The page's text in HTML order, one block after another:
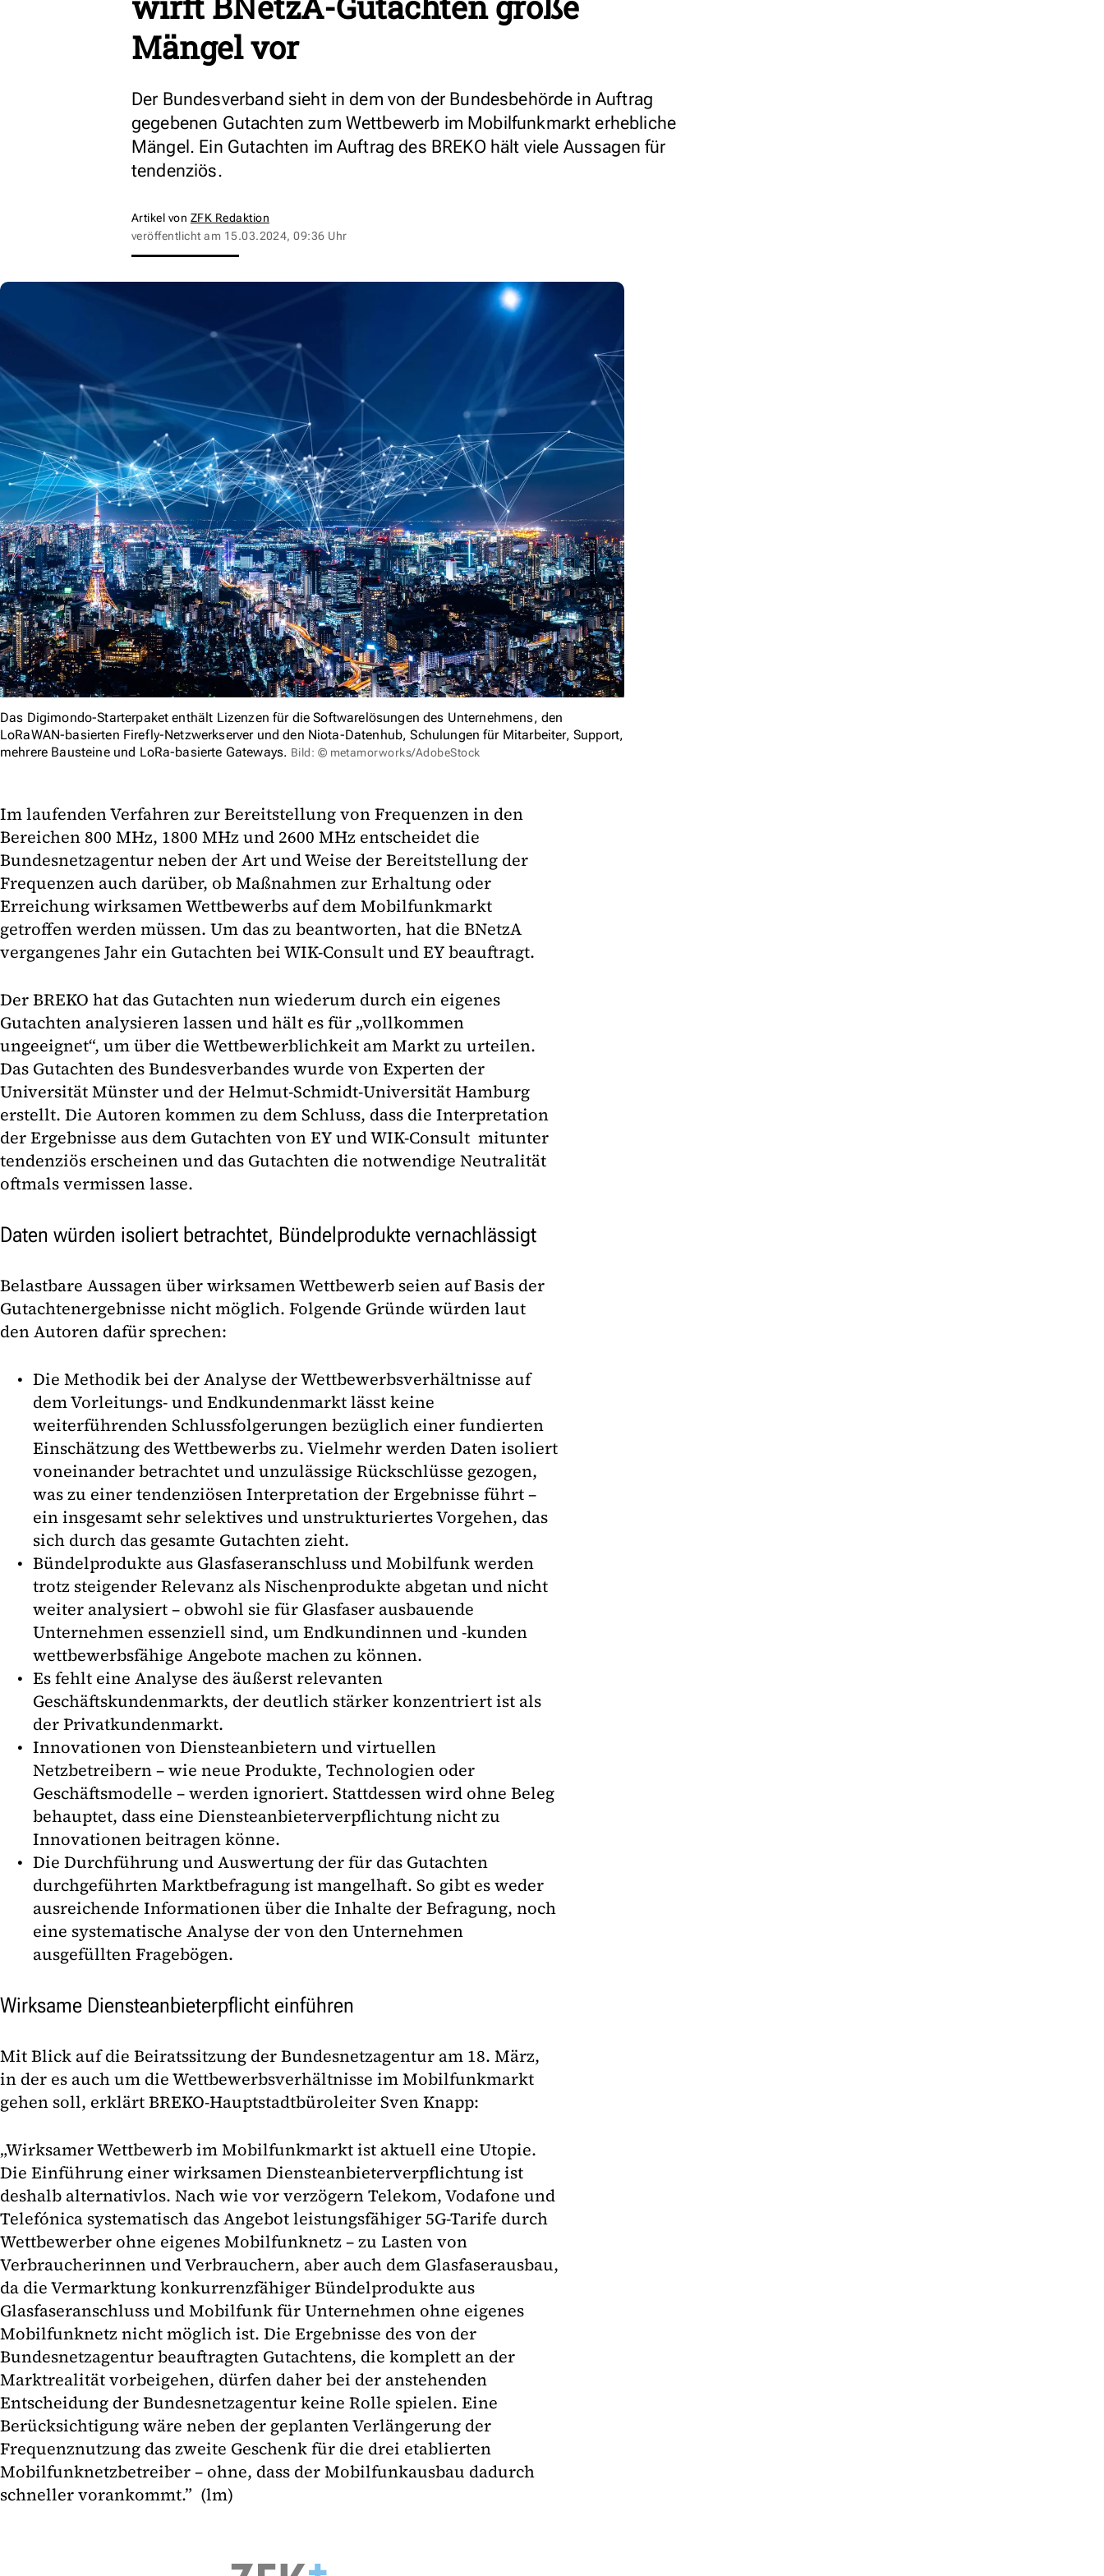
Mängel vor
Der Bundesverband sieht in dem von der Bundesbehörde in Auftrag
gegebenen Gutachten zum Wettbewerb im Mobilfunkmarkt erhebliche
Mängel. Ein Gutachten im Auftrag des BREKO hält viele Aussagen für
tendenziös.
Artikel von ZFK Redaktion
veröffentlicht am 15.03.2024, 09:36 Uhr
Das Digimondo-Starterpaket enthält Lizenzen für die Softwarelösungen des Unternehmens, den
LoRaWAN-basierten Firefly-Netzwerkserver und den Niota-Datenhub, Schulungen für Mitarbeiter, Support,
mehrere Bausteine und LoRa-basierte Gateways. Bild: © metamorworks/AdobeStock
Im laufenden Verfahren zur Bereitstellung von Frequenzen in den
Bereichen 800 MHz, 1800 MHz und 2600 MHz entscheidet die
Bundesnetzagentur neben der Art und Weise der Bereitstellung der
Frequenzen auch darüber, ob Maßnahmen zur Erhaltung oder
Erreichung wirksamen Wettbewerbs auf dem Mobilfunkmarkt
getroffen werden müssen. Um das zu beantworten, hat die BNetzA
vergangenes Jahr ein Gutachten bei WIK-Consult und EY beauftragt.
Der BREKO hat das Gutachten nun wiederum durch ein eigenes
Gutachten analysieren lassen und hält es für „vollkommen
ungeeignet“, um über die Wettbewerblichkeit am Markt zu urteilen.
Das Gutachten des Bundesverbandes wurde von Experten der
Universität Münster und der Helmut-Schmidt-Universität Hamburg
erstellt. Die Autoren kommen zu dem Schluss, dass die Interpretation
der Ergebnisse aus dem Gutachten von EY und WIK-Consult mitunter
tendenziös erscheinen und das Gutachten die notwendige Neutralität
oftmals vermissen lasse.
Daten würden isoliert betrachtet, Bündelprodukte vernachlässigt
Belastbare Aussagen über wirksamen Wettbewerb seien auf Basis der
Gutachtenergebnisse nicht möglich. Folgende Gründe würden laut
den Autoren dafür sprechen:
Die Methodik bei der Analyse der Wettbewerbsverhältnisse auf
dem Vorleitungs- und Endkundenmarkt lässt keine
weiterführenden Schlussfolgerungen bezüglich einer fundierten
Einschätzung des Wettbewerbs zu. Vielmehr werden Daten isoliert
voneinander betrachtet und unzulässige Rückschlüsse gezogen,
was zu einer tendenziösen Interpretation der Ergebnisse führt –
ein insgesamt sehr selektives und unstrukturiertes Vorgehen, das
sich durch das gesamte Gutachten zieht.
Bündelprodukte aus Glasfaseranschluss und Mobilfunk werden
trotz steigender Relevanz als Nischenprodukte abgetan und nicht
weiter analysiert – obwohl sie für Glasfaser ausbauende
Unternehmen essenziell sind, um Endkundinnen und -kunden
wettbewerbsfähige Angebote machen zu können.
Es fehlt eine Analyse des äußerst relevanten
Geschäftskundenmarkts, der deutlich stärker konzentriert ist als
der Privatkundenmarkt.
Innovationen von Diensteanbietern und virtuellen
Netzbetreibern – wie neue Produkte, Technologien oder
Geschäftsmodelle – werden ignoriert. Stattdessen wird ohne Beleg
behauptet, dass eine Diensteanbieterverpflichtung nicht zu
Innovationen beitragen könne.
Die Durchführung und Auswertung der für das Gutachten
durchgeführten Marktbefragung ist mangelhaft. So gibt es weder
ausreichende Informationen über die Inhalte der Befragung, noch
eine systematische Analyse der von den Unternehmen
ausgefüllten Fragebögen.
Wirksame Diensteanbieterpflicht einführen
Mit Blick auf die Beiratssitzung der Bundesnetzagentur am 18. März,
in der es auch um die Wettbewerbsverhältnisse im Mobilfunkmarkt
gehen soll, erklärt BREKO-Hauptstadtbüroleiter Sven Knapp:
„Wirksamer Wettbewerb im Mobilfunkmarkt ist aktuell eine Utopie.
Die Einführung einer wirksamen Diensteanbieterverpflichtung ist
deshalb alternativlos. Nach wie vor verzögern Telekom, Vodafone und
Telefónica systematisch das Angebot leistungsfähiger 5G-Tarife durch
Wettbewerber ohne eigenes Mobilfunknetz – zu Lasten von
Verbraucherinnen und Verbrauchern, aber auch dem Glasfaserausbau,
da die Vermarktung konkurrenzfähiger Bündelprodukte aus
Glasfaseranschluss und Mobilfunk für Unternehmen ohne eigenes
Mobilfunknetz nicht möglich ist. Die Ergebnisse des von der
Bundesnetzagentur beauftragten Gutachtens, die komplett an der
Marktrealität vorbeigehen, dürfen daher bei der anstehenden
Entscheidung der Bundesnetzagentur keine Rolle spielen. Eine
Berücksichtigung wäre neben der geplanten Verlängerung der
Frequenznutzung das zweite Geschenk für die drei etablierten
Mobilfunknetzbetreiber – ohne, dass der Mobilfunkausbau dadurch
schneller vorankommt.” (lm)